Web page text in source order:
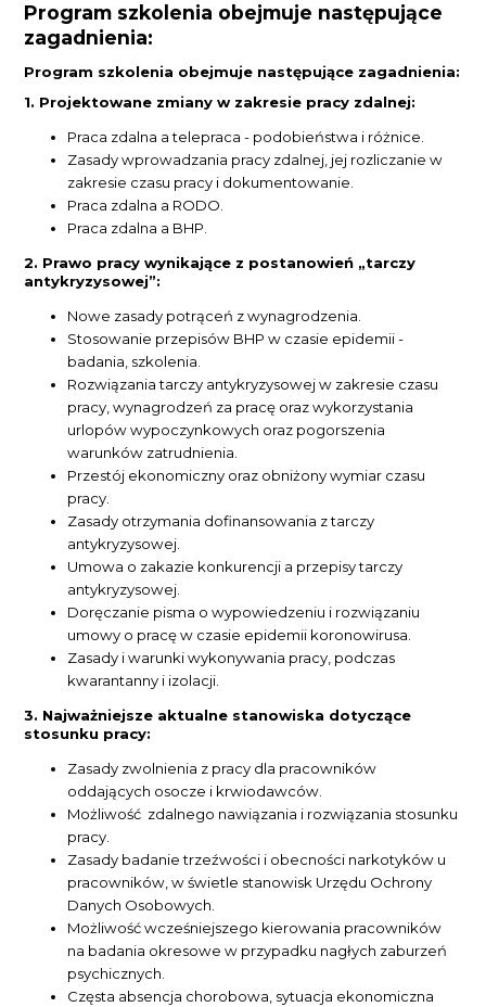
Program szkolenia obejmuje następujące
zagadnienia:
Program szkolenia obejmuje następujące zagadnienia:
1. Projektowane zmiany w zakresie pracy zdalnej:
Praca zdalna a telepraca - podobieństwa i różnice.
Zasady wprowadzania pracy zdalnej, jej rozliczanie w
zakresie czasu pracy i dokumentowanie.
Praca zdalna a RODO.
Praca zdalna a BHP.
2. Prawo pracy wynikające z postanowień „tarczy
antykryzysowej”:
Nowe zasady potrąceń z wynagrodzenia.
Stosowanie przepisów BHP w czasie epidemii -
badania, szkolenia.
Rozwiązania tarczy antykryzysowej w zakresie czasu
pracy, wynagrodzeń za pracę oraz wykorzystania
urlopów wypoczynkowych oraz pogorszenia
warunków zatrudnienia.
Przestój ekonomiczny oraz obniżony wymiar czasu
pracy.
Zasady otrzymania dofinansowania z tarczy
antykryzysowej.
Umowa o zakazie konkurencji a przepisy tarczy
antykryzysowej.
Doręczanie pisma o wypowiedzeniu i rozwiązaniu
umowy o pracę w czasie epidemii koronowirusa.
Zasady i warunki wykonywania pracy, podczas
kwarantanny i izolacji.
3. Najważniejsze aktualne stanowiska dotyczące
stosunku pracy:
Zasady zwolnienia z pracy dla pracowników
oddających osocze i krwiodawców.
Możliwość zdalnego nawiązania i rozwiązania stosunku
pracy.
Zasady badanie trzeźwości i obecności narkotyków u
pracowników, w świetle stanowisk Urzędu Ochrony
Danych Osobowych.
Możliwość wcześniejszego kierowania pracowników
na badania okresowe w przypadku nagłych zaburzeń
psychicznych.
Częsta absencja chorobowa, sytuacja ekonomiczna